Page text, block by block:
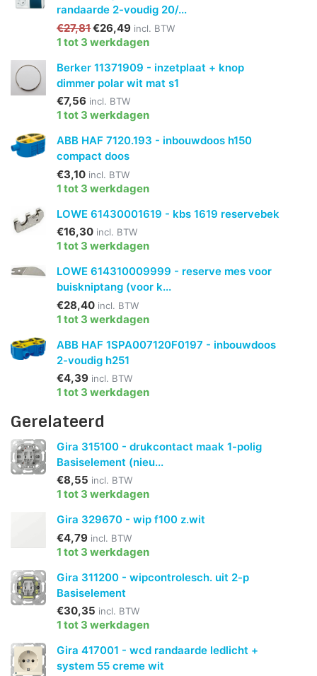
randaarde 2-voudig 20/...
€27,81€26,49 incl. BTW
1 tot 3 werkdagen
Berker 11371909 - inzetplaat + knop
dimmer polar wit mat s1
€7,56 incl. BTW
1 tot 3 werkdagen
ABB HAF 7120.193 - inbouwdoos h150
compact doos
€3,10 incl. BTW
1 tot 3 werkdagen
LOWE 61430001619 - kbs 1619 reservebek
€16,30 incl. BTW
1 tot 3 werkdagen
LOWE 614310009999 - reserve mes voor
buiskniptang (voor k...
€28,40 incl. BTW
1 tot 3 werkdagen
ABB HAF 1SPA007120F0197 - inbouwdoos
2-voudig h251
€4,39 incl. BTW
1 tot 3 werkdagen
Gerelateerd
Gira 315100 - drukcontact maak 1-polig
Basiselement (nieu...
€8,55 incl. BTW
1 tot 3 werkdagen
Gira 329670 - wip f100 z.wit
€4,79 incl. BTW
1 tot 3 werkdagen
Gira 311200 - wipcontrolesch. uit 2-p
Basiselement
€30,35 incl. BTW
1 tot 3 werkdagen
Gira 417001 - wcd randaarde ledlicht +
system 55 creme wit